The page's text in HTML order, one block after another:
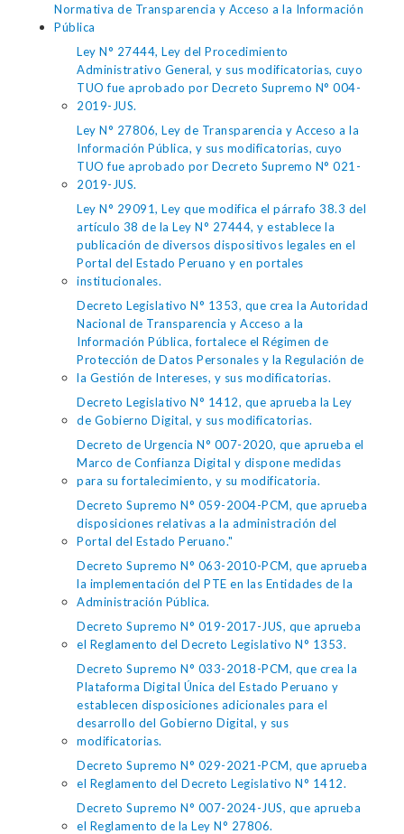
Normativa de Transparencia y Acceso a la Información
Pública
Ley N° 27444, Ley del Procedimiento
Administrativo General, y sus modificatorias, cuyo
TUO fue aprobado por Decreto Supremo N° 004-
2019-JUS.
Ley N° 27806, Ley de Transparencia y Acceso a la
Información Pública, y sus modificatorias, cuyo
TUO fue aprobado por Decreto Supremo N° 021-
2019-JUS.
Ley N° 29091, Ley que modifica el párrafo 38.3 del
artículo 38 de la Ley N° 27444, y establece la
publicación de diversos dispositivos legales en el
Portal del Estado Peruano y en portales
institucionales.
Decreto Legislativo N° 1353, que crea la Autoridad
Nacional de Transparencia y Acceso a la
Información Pública, fortalece el Régimen de
Protección de Datos Personales y la Regulación de
la Gestión de Intereses, y sus modificatorias.
Decreto Legislativo N° 1412, que aprueba la Ley
de Gobierno Digital, y sus modificatorias.
Decreto de Urgencia N° 007-2020, que aprueba el
Marco de Confianza Digital y dispone medidas
para su fortalecimiento, y su modificatoria.
Decreto Supremo N° 059-2004-PCM, que aprueba
disposiciones relativas a la administración del
Portal del Estado Peruano."
Decreto Supremo N° 063-2010-PCM, que aprueba
la implementación del PTE en las Entidades de la
Administración Pública.
Decreto Supremo N° 019-2017-JUS, que aprueba
el Reglamento del Decreto Legislativo N° 1353.
Decreto Supremo N° 033-2018-PCM, que crea la
Plataforma Digital Única del Estado Peruano y
establecen disposiciones adicionales para el
desarrollo del Gobierno Digital, y sus
modificatorias.
Decreto Supremo N° 029-2021-PCM, que aprueba
el Reglamento del Decreto Legislativo N° 1412.
Decreto Supremo N° 007-2024-JUS, que aprueba
el Reglamento de la Ley N° 27806.